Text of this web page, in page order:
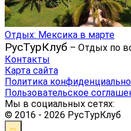
Отдых: Мексика в марте
РусТурКлуб – Отдых по
Контакты
Карта сайта
Политика
Пользовательское
Мы в социальных сетях:
© 2016 - 2026 РусТурКлуб